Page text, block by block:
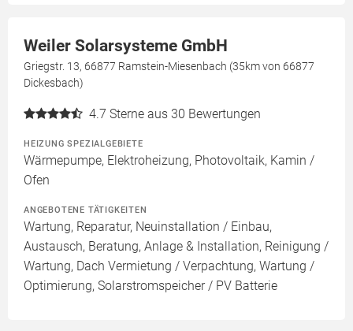
Weiler Solarsysteme GmbH
Griegstr. 13, 66877 Ramstein-Miesenbach (35km von 66877
Dickesbach)
4.7 Sterne aus 30 Bewertungen
HEIZUNG SPEZIALGEBIETE
Wärmepumpe, Elektroheizung, Photovoltaik, Kamin /
Ofen
ANGEBOTENE TÄTIGKEITEN
Wartung, Reparatur, Neuinstallation / Einbau,
Austausch, Beratung, Anlage & Installation, Reinigung /
Wartung, Dach Vermietung / Verpachtung, Wartung /
Optimierung, Solarstromspeicher / PV Batterie